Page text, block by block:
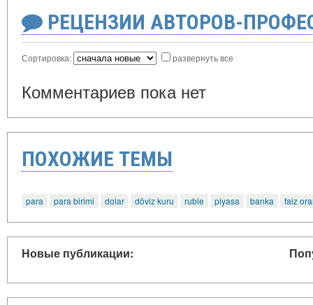
РЕЦЕНЗИИ АВТОРОВ-
Сортировка: развернуть все
Комментариев пока нет
ПОХОЖИЕ ТЕМЫ
para para birimi dolar döviz kuru ruble piyasa banka faiz
Новые публикации: